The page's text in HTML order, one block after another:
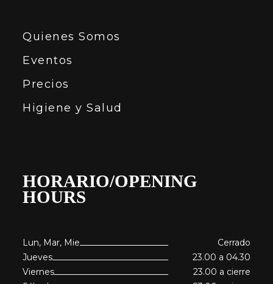
Quienes Somos
Eventos
Precios
Higiene y Salud
HORARIO/OPENING
HOURS
Lun, Mar, Mie
Cerrado
Jueves
23.00 a 04.30
Viernes
23.00 a cierre